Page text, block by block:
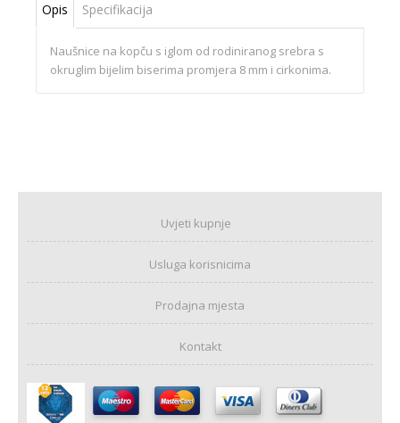
Opis Specifikacija
Naušnice na kopču s iglom od rodiniranog srebra s
okruglim bijelim biserima promjera 8 mm i cirkonima.
Uvjeti kupnje
Usluga korisnicima
Prodajna mjesta
Kontakt